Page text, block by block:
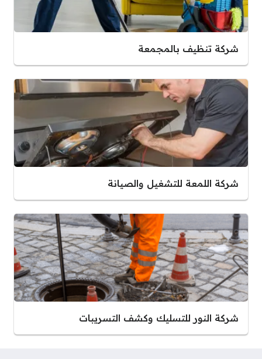
شركة تنظيف بالمجمعة
شركة اللمعة للتشغيل والصيانة
شركة النور للتسليك وكشف التسريبات